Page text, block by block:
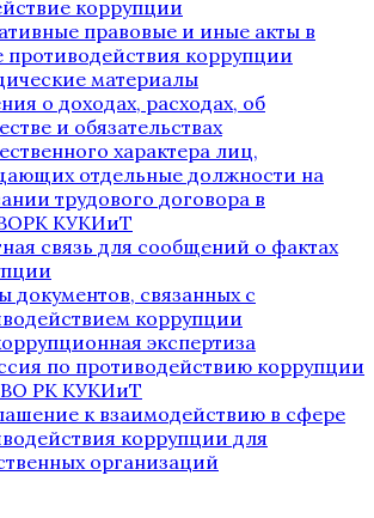
коррупции
правовые и иные акты в
противодействия коррупции
материалы
о доходах, расходах, об
и обязательствах
характера лиц,
отдельные должности на
трудового договора в
КУКИиТ
связь для сообщений о фактах
документов, связанных с
коррупции
экспертиза
по противодействию коррупции
РК КУКИиТ
к взаимодействию в сфере
коррупции для
организаций